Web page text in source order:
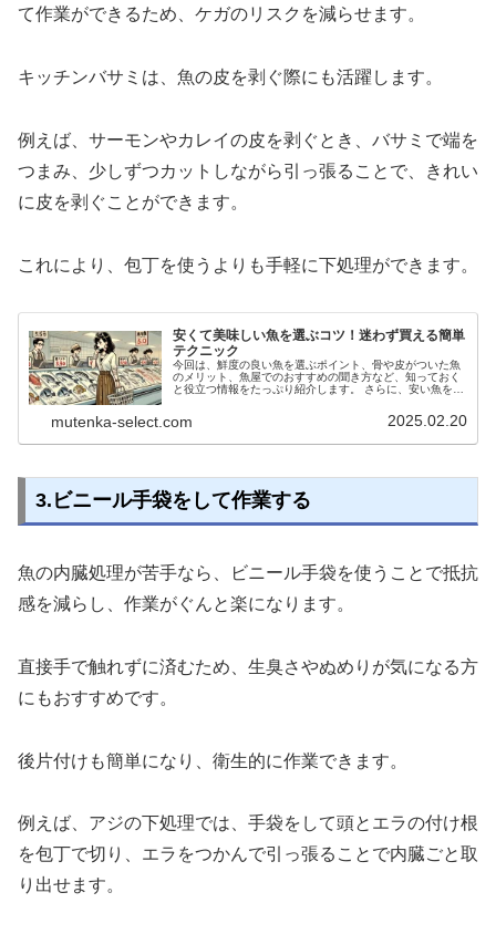
て作業ができるため、ケガのリスクを減らせます。
キッチンバサミは、魚の皮を剥ぐ際にも活躍します。
例えば、サーモンやカレイの皮を剥ぐとき、バサミで端を
つまみ、少しずつカットしながら引っ張ることで、きれい
に皮を剥ぐことができます。
これにより、包丁を使うよりも手軽に下処理ができます。
安くて美味しい魚を選ぶコツ！迷わず買える簡単
テクニック
今回は、鮮度の良い魚を選ぶポイント、骨や皮がついた魚
のメリット、魚屋でのおすすめの聞き方など、知っておく
と役立つ情報をたっぷり紹介します。 さらに、安い魚を美
きる調理法も解説。 家族の健康を考えながら、無理なく魚
料理を取り入れるためのヒントが満載です。
mutenka-select.com 2025.02.20
3.ビニール手袋をして作業する
魚の内臓処理が苦手なら、ビニール手袋を使うことで抵抗
感を減らし、作業がぐんと楽になります。
直接手で触れずに済むため、生臭さやぬめりが気になる方
にもおすすめです。
後片付けも簡単になり、衛生的に作業できます。
例えば、アジの下処理では、手袋をして頭とエラの付け根
を包丁で切り、エラをつかんで引っ張ることで内臓ごと取
り出せます。